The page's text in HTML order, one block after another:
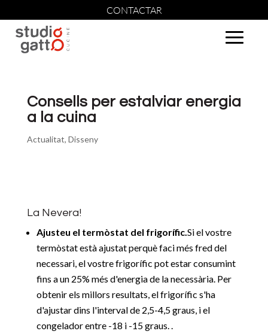
CONTACTAR
Consells per estalviar energia
a la cuina
Actualitat, Disseny
La Nevera!
Ajusteu el termòstat del frigorífic.Si el vostre
termòstat està ajustat perquè faci més fred del
necessari, el vostre frigorífic pot estar consumint
fins a un 25% més d'energia de la necessària. Per
obtenir els millors resultats, el frigorífic s'ha
d'ajustar dins l'interval de 2,5-4,5 graus, i el
congelador entre -18 i -15 graus. .